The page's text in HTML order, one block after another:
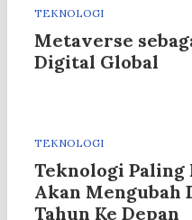
TEKNOLOGI
Metaverse
Digital Global
TEKNOLOGI
Teknologi
Akan Mengubah
Tahun Ke Depan